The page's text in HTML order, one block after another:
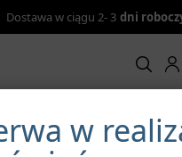
Dostawa w ciągu 2- 3 dni
Sukienki według kolorów
Sukienka maxi na ramiączkach
w